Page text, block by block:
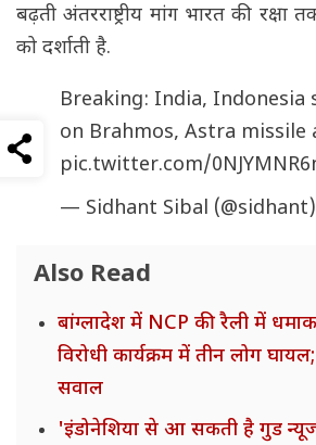
बढ़ती अंतरराष्ट्रीय मांग भारत की
को दर्शाती है.
Breaking: India, Indonesia
on Brahmos, Astra missile
pic.twitter.com/
— Sidhant Sibal
Also Read
बांग्लादेश में NCP की रैली में
विरोधी कार्यक्रम में तीन लोग
सवाल
'इंडोनेशिया से आ सकती है गुड न्यूज',